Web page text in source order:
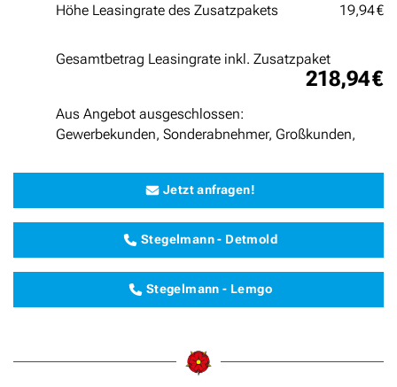
Höhe Leasingrate des Zusatzpakets
19,94 €
Gesamtbetrag Leasingrate inkl. Zusatzpaket
218,94 €
Aus Angebot ausgeschlossen:
Gewerbekunden, Sonderabnehmer, Großkunden,
Jetzt anfragen!
Stegelmann - Detmold
Stegelmann - Lemgo